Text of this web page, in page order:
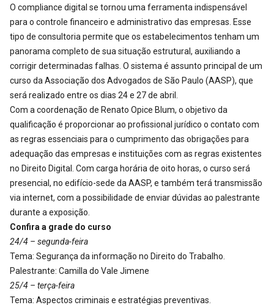
O compliance digital se tornou uma ferramenta indispensável
para o controle financeiro e administrativo das empresas. Esse
tipo de consultoria permite que os estabelecimentos tenham um
panorama completo de sua situação estrutural, auxiliando a
corrigir determinadas falhas. O sistema é assunto principal de um
curso da Associação dos Advogados de São Paulo (AASP), que
será realizado entre os dias 24 e 27 de abril.
Com a coordenação de Renato Opice Blum, o objetivo da
qualificação é proporcionar ao profissional jurídico o contato com
as regras essenciais para o cumprimento das obrigações para
adequação das empresas e instituições com as regras existentes
no Direito Digital. Com carga horária de oito horas, o curso será
presencial, no edifício-sede da AASP, e também terá transmissão
via internet, com a possibilidade de enviar dúvidas ao palestrante
durante a exposição.
Confira a grade do curso
24/4 – segunda-feira
Tema: Segurança da informação no Direito do Trabalho.
Palestrante: Camilla do Vale Jimene
25/4 – terça-feira
Tema: Aspectos criminais e estratégias preventivas.